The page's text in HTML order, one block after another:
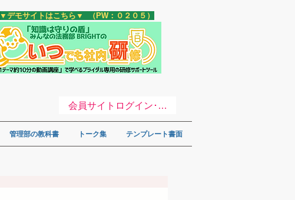
​▼デモサイトはこちら▼ （PW：０２０５）
管理部の教科書 トーク集 テンプレート書面